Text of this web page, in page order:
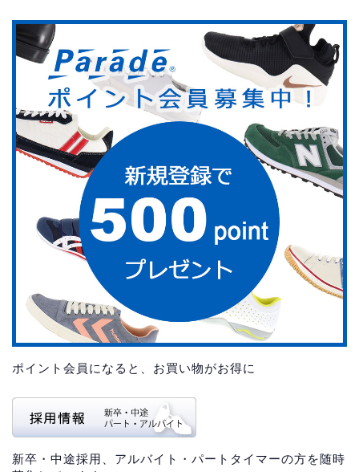
ポイント会員になると、お買い物がお得に
新卒・中途採用、アルバイト・パートタイマーの方を随時